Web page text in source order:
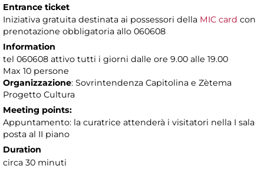
Entrance ticket
Iniziativa gratuita destinata ai possessori della MIC card con
prenotazione obbligatoria allo 060608
Information
tel 060608 attivo tutti i giorni dalle ore 9.00 alle 19.00
Max 10 persone
Organizzazione: Sovrintendenza Capitolina e Zètema
Progetto Cultura
Meeting points:
Appuntamento: la curatrice attenderà i visitatori nella I sala
posta al II piano
Duration
circa 30 minuti